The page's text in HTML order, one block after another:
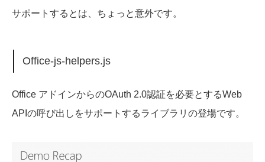
サポートするとは、ちょっと意外です。
Office-js-helpers.js
Office アドインからのOAuth 2.0認証を必要とするWeb
APIの呼び出しをサポートするライブラリの登場です。